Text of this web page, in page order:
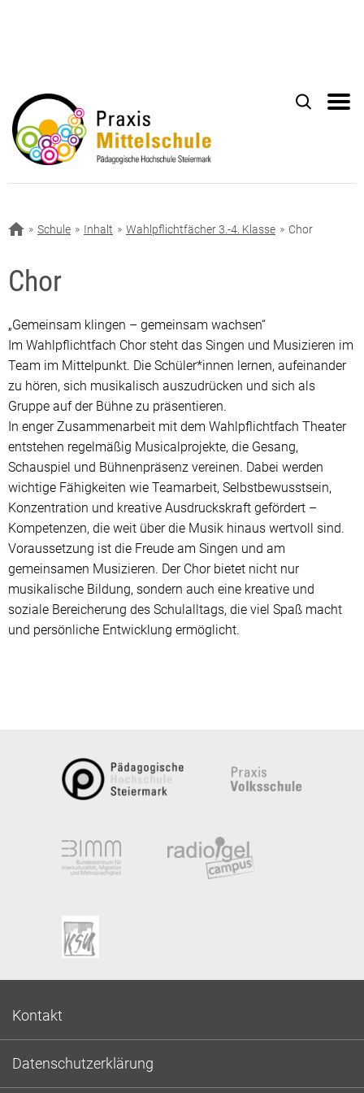
Schule Inhalt Wahlpflichtfächer 3.-4. Klasse Chor
Chor
„Gemeinsam klingen – gemeinsam wachsen“
Im Wahlpflichtfach Chor steht das Singen und Musizieren im
Team im Mittelpunkt. Die Schüler*innen lernen, aufeinander
zu hören, sich musikalisch auszudrücken und sich als
Gruppe auf der Bühne zu präsentieren.
In enger Zusammenarbeit mit dem Wahlpflichtfach Theater
entstehen regelmäßig Musicalprojekte, die Gesang,
Schauspiel und Bühnenpräsenz vereinen. Dabei werden
wichtige Fähigkeiten wie Teamarbeit, Selbstbewusstsein,
Konzentration und kreative Ausdruckskraft gefördert –
Kompetenzen, die weit über die Musik hinaus wertvoll sind.
Voraussetzung ist die Freude am Singen und am
gemeinsamen Musizieren. Der Chor bietet nicht nur
musikalische Bildung, sondern auch eine kreative und
soziale Bereicherung des Schulalltags, die viel Spaß macht
und persönliche Entwicklung ermöglicht.
Kontakt
Datenschutzerklärung